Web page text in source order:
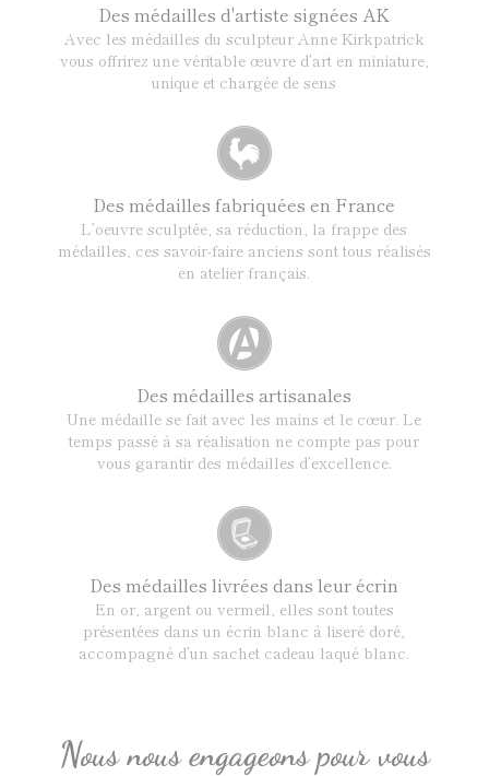
Des médailles d'artiste signées AK
Avec les médailles du sculpteur Anne Kirkpatrick
vous offrirez une véritable œuvre d’art en miniature,
unique et chargée de sens
Des médailles fabriquées en France
L’oeuvre sculptée, sa réduction, la frappe des
médailles, ces savoir-faire anciens sont tous réalisés
en atelier français.
Des médailles artisanales
Une médaille se fait avec les mains et le cœur. Le
temps passé à sa réalisation ne compte pas pour
vous garantir des médailles d’excellence.
Des médailles livrées dans leur écrin
En or, argent ou vermeil, elles sont toutes
présentées dans un écrin blanc à liseré doré,
accompagné d’un sachet cadeau laqué blanc.
Nous nous engageons pour vous